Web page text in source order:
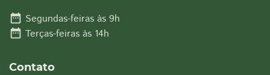
date_range Segundas-feiras às 9h
date_range Terças-feiras às 14h
Contato